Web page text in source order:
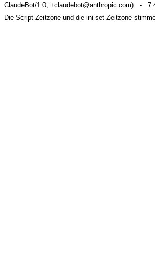
ClaudeBot/1.0; +claudebot@anthropic.com) -
Die Script-Zeitzone und die ini-set Zeitzone